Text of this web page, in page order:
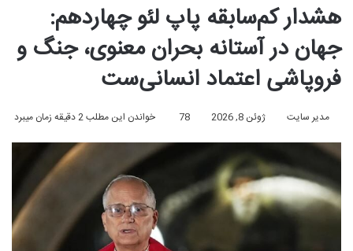
هشدار کم‌سابقه پاپ لئو چهاردهم:
جهان در آستانه بحران معنوی، جنگ و
فروپاشی اعتماد انسانی‌ست
مدیر سایت ژوئن 8, 2026 78 خواندن این مطلب 2 دقیقه زمان میبرد